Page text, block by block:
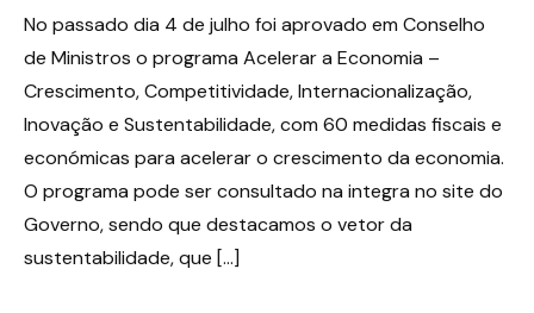
No passado dia 4 de julho foi aprovado em Conselho
de Ministros o programa Acelerar a Economia –
Crescimento, Competitividade, Internacionalização,
Inovação e Sustentabilidade, com 60 medidas fiscais e
económicas para acelerar o crescimento da economia.
O programa pode ser consultado na integra no site do
Governo, sendo que destacamos o vetor da
sustentabilidade, que […]